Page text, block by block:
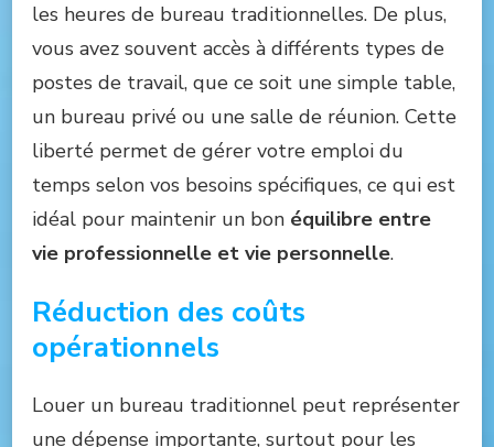
les heures de bureau traditionnelles. De plus,
vous avez souvent accès à différents types de
postes de travail, que ce soit une simple table,
un bureau privé ou une salle de réunion. Cette
liberté permet de gérer votre emploi du
temps selon vos besoins spécifiques, ce qui est
idéal pour maintenir un bon équilibre entre
vie professionnelle et vie personnelle.
Réduction des coûts
opérationnels
Louer un bureau traditionnel peut représenter
une dépense importante, surtout pour les